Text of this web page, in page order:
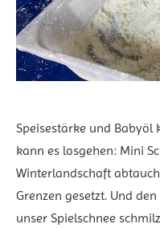
Speisestärke und
kann es losgehen: Mini
Winterlandschaft
Grenzen gesetzt. Und
unser Spielschnee